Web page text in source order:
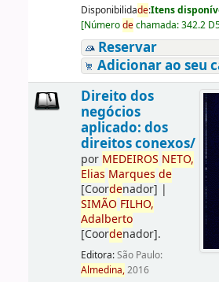
Disponibilidade:Itens
[Númerodechamada:342.2
Reservar
Adicionar ao seu
Direito dos
negócios
aplicado: dos
direitos conexos/
por MEDEIROS NETO,
Elias Marques de
[Coordenador] |
SIMÃO FILHO,
Adalberto
[Coordenador].
Editora:São Paulo:
Almedina,2016